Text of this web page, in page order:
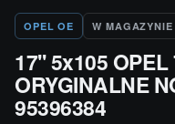
OPEL OE W MAGAZYNIE
17'' 5x105
ORYGINALNE
95396384